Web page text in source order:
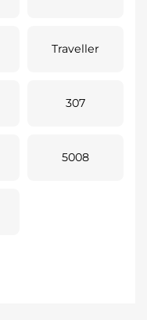
Traveller
307
5008